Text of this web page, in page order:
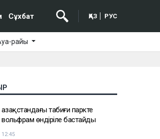
Сұхбат ҚАЗ РУС
райы
Қазақстандағы табиғи паркте
вольфрам өндіріле бастайды
12:45